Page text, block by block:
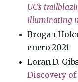
UC’s
illuminating
Brogan
enero 2021
Loran D.
Discovery